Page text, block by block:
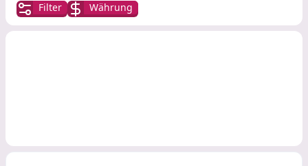
Filter Währung